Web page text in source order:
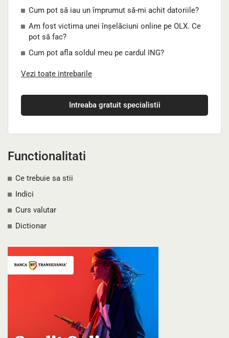
Cum pot să iau un împrumut să-mi achit datoriile?
Am fost victima unei înșelăciuni online pe OLX. Ce
pot să fac?
Cum pot afla soldul meu pe cardul ING?
Vezi toate intrebarile
Intreaba gratuit specialistii
Functionalitati
Ce trebuie sa stii
Indici
Curs valutar
Dictionar